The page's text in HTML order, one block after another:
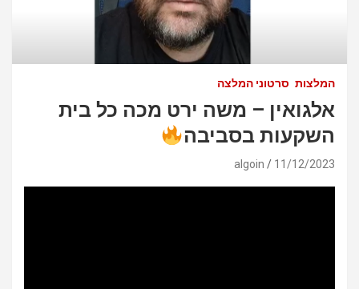
המלצות סרטוני המלצה
אלגואין – משה ירט מכה כל בית
השקעות בסביבה
11/12/2023
algoin